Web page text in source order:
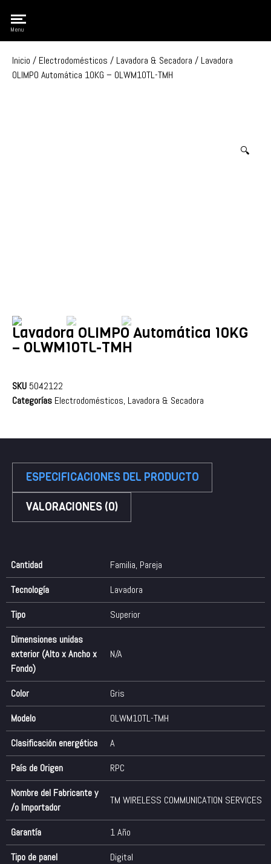
Menu
Inicio / Electrodomésticos / Lavadora & Secadora / Lavadora
OLIMPO Automática 10KG – OLWM10TL-TMH
🔍
Lavadora OLIMPO Automática 10KG
– OLWM10TL-TMH
SKU 5042122
Categorías Electrodomésticos, Lavadora & Secadora
ESPECIFICACIONES DEL PRODUCTO
VALORACIONES (0)
Cantidad Familia, Pareja
Tecnología
Lavadora
Tipo
Superior
Dimensiones unidas
exterior (Alto x Ancho x
Fondo)
N/A
Color
Gris
Modelo
OLWM10TL-TMH
Clasificación energética
A
País de Origen
RPC
Nombre del Fabricante y
/o Importador
TM WIRELESS COMMUNICATION SERVICES
Garantía
1 Año
Tipo de panel
Digital